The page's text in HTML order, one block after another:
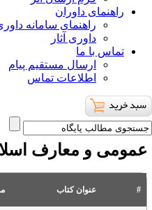
داوران
راهنمای سامانه داوری
داوری آثار
ما
ارسال مستقیم پیام
اطلاعات تماس
و معارف اسلامی
عنوان کتاب